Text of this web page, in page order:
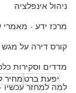
ניהול אינפלציה
מרכז ידע - מאמרי
קורס דירה על
מדדים וסקירות
למה למחזר עכשיו
יפעת ברט מחיר